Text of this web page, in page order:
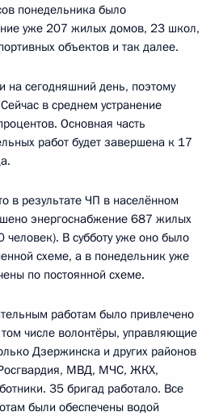
понедельника было
уже 207 жилых домов, 23 школ,
объектов и так далее.
на сегодняшний день, поэтому
в среднем устранение
Основная часть
работ будет завершена к 17
в результате ЧП в населённом
энергоснабжение 687 жилых
В субботу уже оно было
схеме, а в понедельник уже
по постоянной схеме.
работам было привлечено
числе волонтёры, управляющие
Дзержинска и других районов
МВД, МЧС, ЖКХ,
35 бригад работало. Все
были обеспечены водой